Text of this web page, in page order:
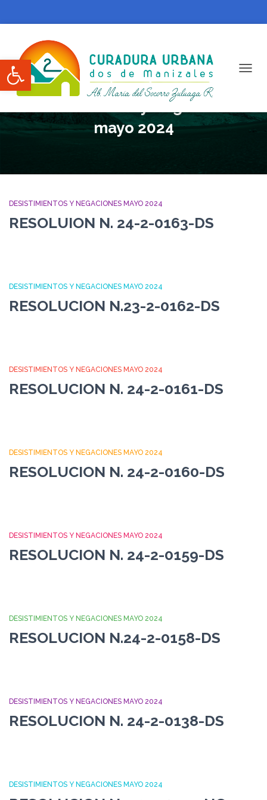
Abrir barra de herramientas
Desistimientos y Negaciones
mayo 2024
DESISTIMIENTOS Y NEGACIONES MAYO 2024
RESOLUION N. 24-2-0163-DS
DESISTIMIENTOS Y NEGACIONES MAYO 2024
RESOLUCION N.23-2-0162-DS
DESISTIMIENTOS Y NEGACIONES MAYO 2024
RESOLUCION N. 24-2-0161-DS
DESISTIMIENTOS Y NEGACIONES MAYO 2024
RESOLUCION N. 24-2-0160-DS
DESISTIMIENTOS Y NEGACIONES MAYO 2024
RESOLUCION N. 24-2-0159-DS
DESISTIMIENTOS Y NEGACIONES MAYO 2024
RESOLUCION N.24-2-0158-DS
DESISTIMIENTOS Y NEGACIONES MAYO 2024
RESOLUCION N. 24-2-0138-DS
DESISTIMIENTOS Y NEGACIONES MAYO 2024